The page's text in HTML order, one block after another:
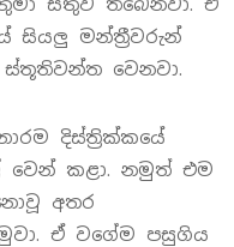
සියලු මන්ත්‍රීවරුන්
වෙනවා.
දිස්ත්‍රික්කයේ
වෙන් කළා. නමුත් එම
අතර
ඒ වගේම පසුගිය